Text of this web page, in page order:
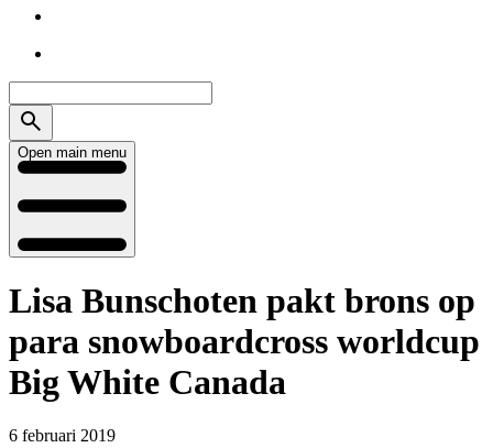
Open main menu
Lisa Bunschoten pakt brons op
para snowboardcross worldcup
Big White Canada
6 februari 2019